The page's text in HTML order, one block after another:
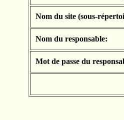
Nom du site (sous-
Nom du responsable:
Mot de passe du